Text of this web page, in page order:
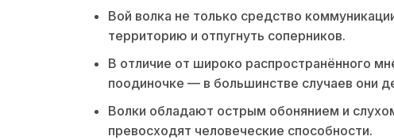
Вой волка не только средство
территорию и отпугнуть соперников.
В отличие от широко распространённого
поодиночке — в большинстве случаев они
Волки обладают острым обонянием и
превосходят человеческие способности.